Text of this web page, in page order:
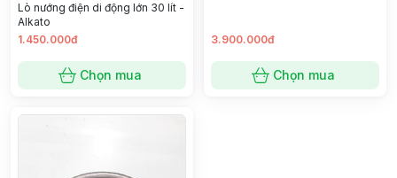
Lò nướng điện di động lớn 30 lít -
Alkato
1.450.000đ
Chọn mua
3.900.000đ
Chọn mua